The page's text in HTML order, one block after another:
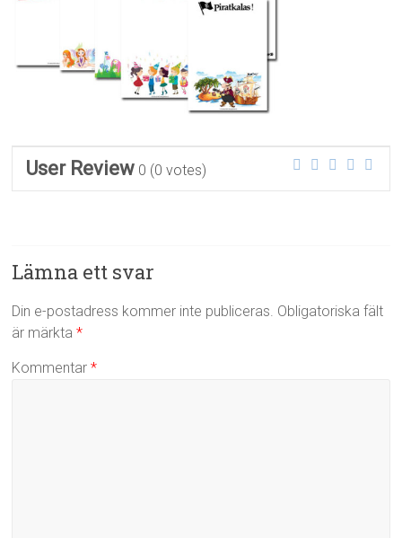
User Review 0 (0 votes)
Lämna ett svar
Din e-postadress kommer inte publiceras. Obligatoriska fält
är märkta*
Kommentar*